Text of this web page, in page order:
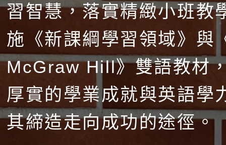
習智慧，落實精緻小班教
施《新課綱學習領域》與
McGraw Hill》雙語教材
厚實的學業成就與英語學
其締造走向成功的途徑。